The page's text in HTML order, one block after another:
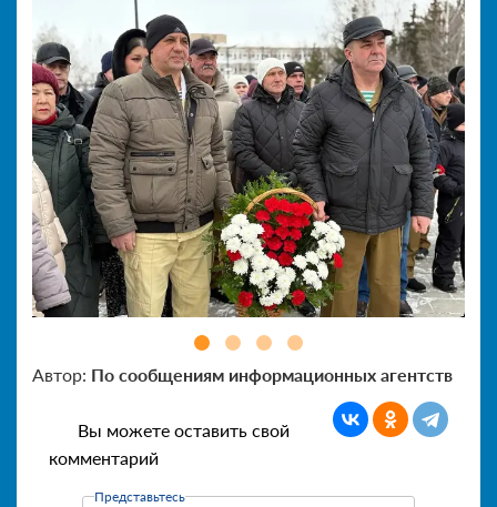
Автор: По сообщениям информационных агентств
Вы можете оставить свой
комментарий
Представьтесь